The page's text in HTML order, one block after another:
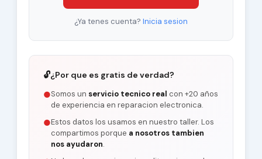
¿Ya tenes cuenta? Inicia sesion
🔓¿Por que es gratis de verdad?
●Somos un servicio tecnico real con +20 años
de experiencia en reparacion electronica.
●Estos datos los usamos en nuestro taller. Los
compartimos porque a nosotros tambien
nos ayudaron.